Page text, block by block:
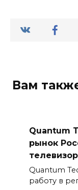
Вам
Quantum
рынок
Quantum
работу в